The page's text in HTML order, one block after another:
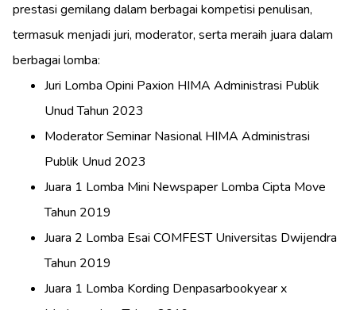
prestasi gemilang dalam berbagai kompetisi penulisan,
termasuk menjadi juri, moderator, serta meraih juara dalam
berbagai lomba:
Juri Lomba Opini Paxion HIMA Administrasi Publik
Unud Tahun 2023
Moderator Seminar Nasional HIMA Administrasi
Publik Unud 2023
Juara 1 Lomba Mini Newspaper Lomba Cipta Move
Tahun 2019
Juara 2 Lomba Esai COMFEST Universitas Dwijendra
Tahun 2019
Juara 1 Lomba Kording Denpasarbookyear x